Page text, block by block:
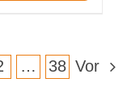
… 38 Vor